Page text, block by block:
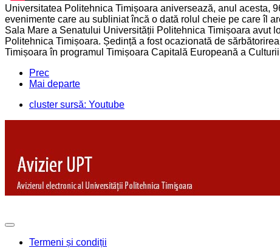
Universitatea Politehnica Timișoara aniversează, anul acesta,
evenimente care au subliniat încă o dată rolul cheie pe care îl
Sala Mare a Senatului Universității Politehnica Timișoara avut
Politehnica Timișoara. Ședință a fost ocazionată de
Timișoara în programul Timișoara Capitală Europeană a
Prec
Mai departe
cluster sursă: Youtube
Termeni și condiții